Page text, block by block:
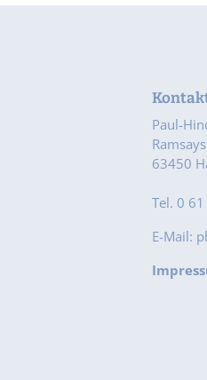
Paul-
63450
Tel. 0
E-Mail: